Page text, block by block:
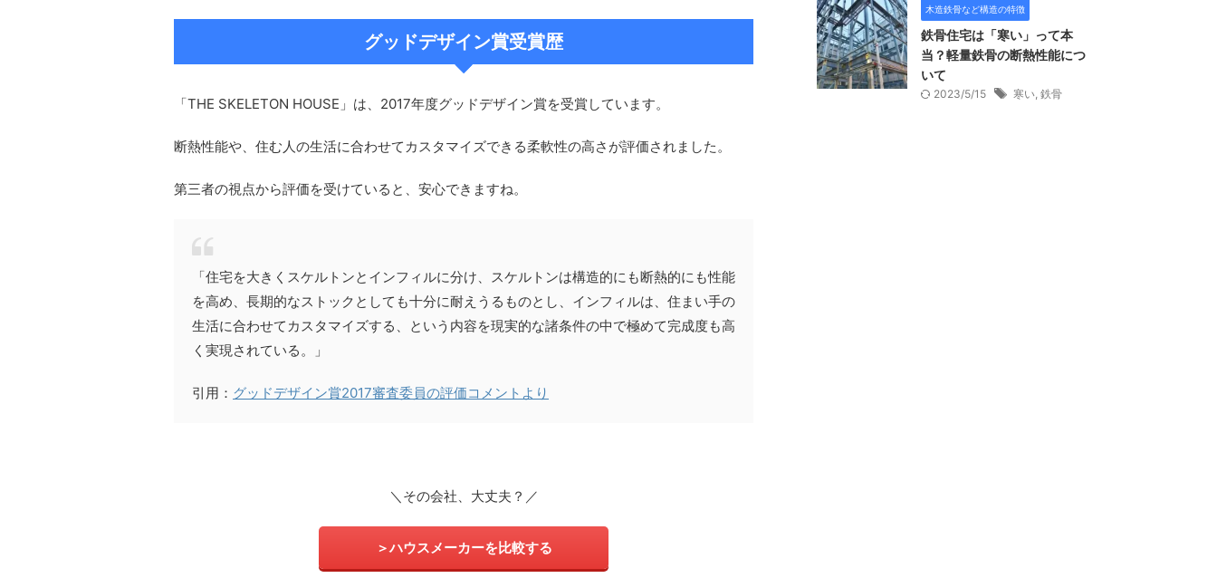
グッドデザイン賞受賞歴
「THE SKELETON HOUSE」は、2017年度グッドデザイン賞を受賞しています。
断熱性能や、住む人の生活に合わせてカスタマイズできる柔軟性の高さが評価されました。
第三者の視点から評価を受けていると、安心できますね。
「住宅を大きくスケルトンとインフィルに分け、スケルトンは構造的にも断熱的にも性能
を高め、長期的なストックとしても十分に耐えうるものとし、インフィルは、住まい手の
生活に合わせてカスタマイズする、という内容を現実的な諸条件の中で極めて完成度も高
く実現されている。」
引用： グッドデザイン賞2017審査委員の評価コメントより
＼その会社、大丈夫？／
＞ハウスメーカーを比較する
木造鉄骨など構造の特徴
鉄骨住宅は「寒い」って本
当？軽量鉄骨の断熱性能につ
いて
2023/5/15 寒い, 鉄骨